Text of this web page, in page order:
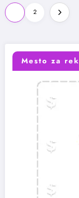
Paginacija
članaka
2
Mesto za